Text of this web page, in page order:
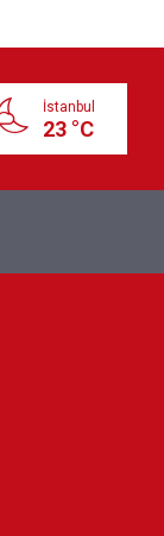
İstanbul
23 °C